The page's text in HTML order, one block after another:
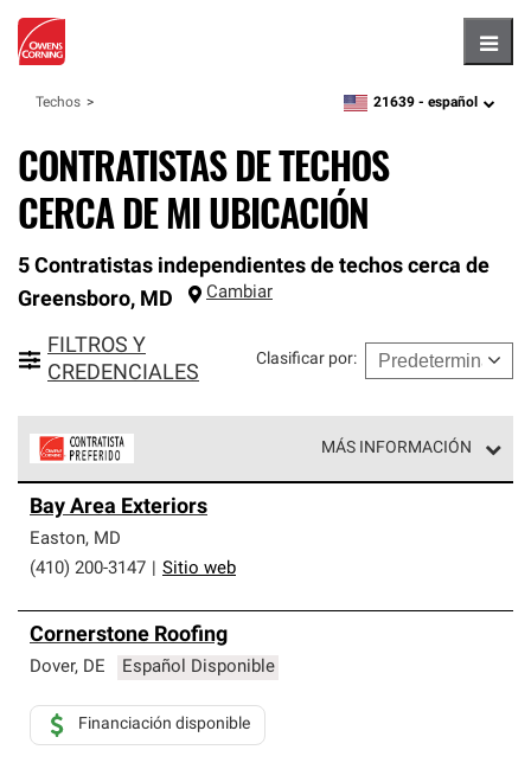
Techos zipcode,language
21639 - español
CONTRATISTAS DE TECHOS
CERCA DE MI UBICACIÓN
5 Contratistas independientes de techos cerca de
Greensboro, MD Cambiar
FILTROS Y
CREDENCIALES
Clasificar por:
MÁS INFORMACIÓN
parte de una red exclusiva de profesionales de techos
que cumplen con altos estándares y requisitos estrictos
de profesionalismo y confiabilidad.
Bay Area Exteriors
Easton, MD
(410) 200-3147
Sitio web
Cornerstone Roofing
Dover, DE Español Disponible
Financiación disponible